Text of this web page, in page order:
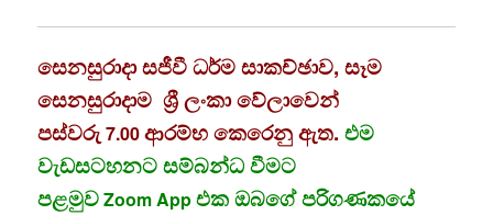
සෙනසුරාදා සජීවී ධර්ම සාකච්ඡාව, සෑම
සෙනසුරාදාම ශ්‍රී ලංකා වේලාවෙන්
පස්වරු 7.00ආරම්භ කෙරෙනු ඇත. එම
වැඩසටහනට සම්බන්ධ වීමට
පළමුවZoom Appඑක ඔබගේ පරිගණකයේ